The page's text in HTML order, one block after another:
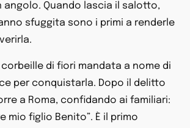
angolo. Quando lascia il salotto,
sfuggita sono i primi a renderle
corbeille di fiori mandata a nome di
per conquistarla. Dopo il delitto
a Roma, confidando ai familiari:
mio figlio Benito”. È il primo